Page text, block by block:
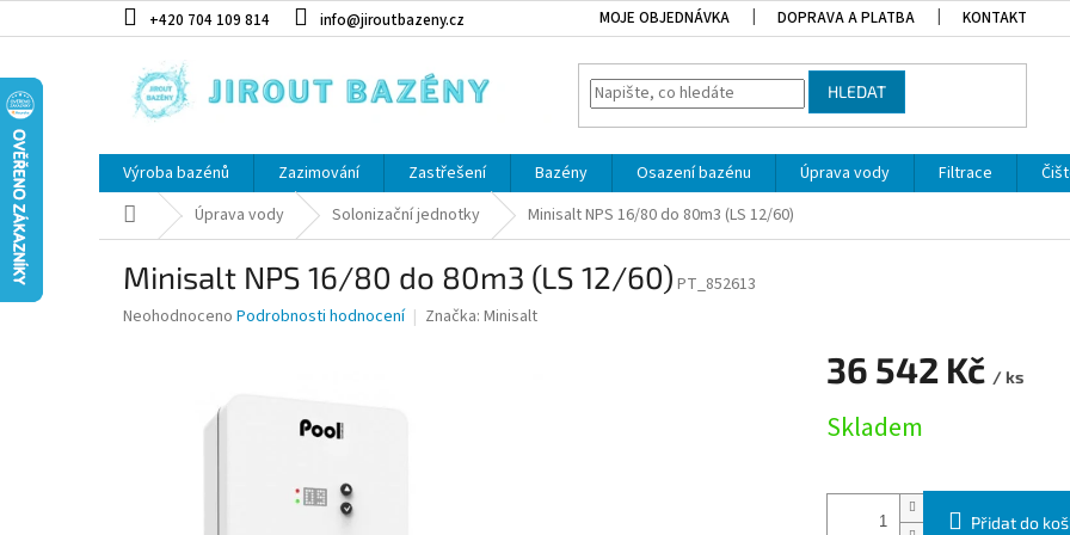
+420 704 109 814 info@jiroutbazeny.cz MOJE OBJEDNÁVKA DOPRAVA A PLATBA KONTAKT
HLEDAT
Výroba bazénů Zazimování Zastřešení Bazény Osazení bazénu Úprava vody Filtrace
Domů Úprava vody Solonizační jednotky Minisalt NPS 16/80 do 80m3 (LS 12/60)
Minisalt NPS 16/80 do 80m3 (LS 12/60) PT_852613
Průměrné hodnocení produktu je 0,0 z 5 hvězdiček.
Neohodnoceno Podrobnosti hodnocení Značka: Minisalt
36 542 Kč / ks
Skladem
Přidat do